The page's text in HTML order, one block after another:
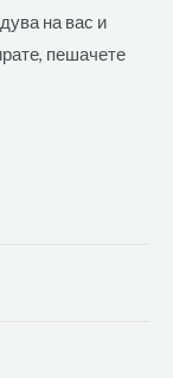
на вас и
пешачете